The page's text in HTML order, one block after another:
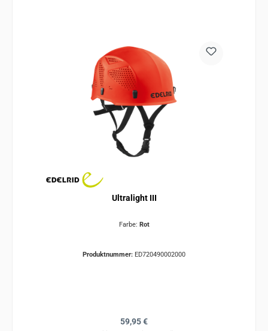
Ultralight III
Farbe: Rot
Produktnummer: ED720490002000
Regulärer Preis:
59,95 €